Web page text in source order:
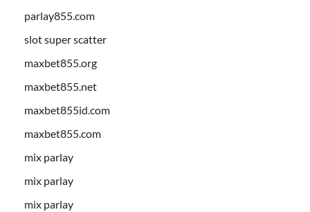
parlay855.com
slot super scatter
maxbet855.org
maxbet855.net
maxbet855id.com
maxbet855.com
mix parlay
mix parlay
mix parlay